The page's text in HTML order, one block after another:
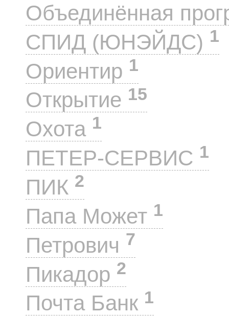
Объединённая
СПИД (ЮНЭЙДС) 1
Ориентир 1
Открытие 15
Охота 1
ПЕТЕР-СЕРВИС 1
ПИК 2
Папа Может 1
Петрович 7
Пикадор 2
Почта Банк 1